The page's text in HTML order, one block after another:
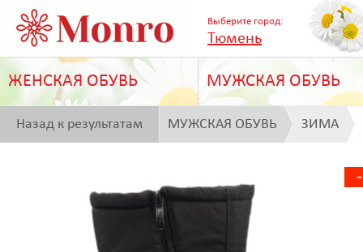
Выберите город:
Тюмень
ЖЕНСКАЯ ОБУВЬ МУЖСКАЯ ОБУВЬ
Назад к результатам МУЖСКАЯ ОБУВЬ ЗИМА